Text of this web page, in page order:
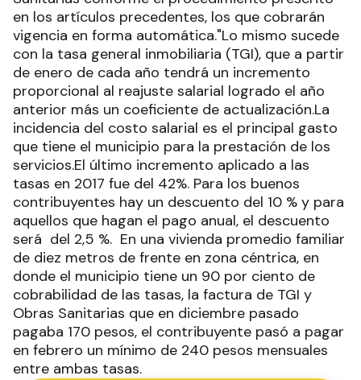
en los artículos precedentes, los que cobrarán
vigencia en forma automática."Lo mismo sucede
con la tasa general inmobiliaria (TGI), que a partir
de enero de cada año tendrá un incremento
proporcional al reajuste salarial logrado el año
anterior más un coeficiente de actualización.La
incidencia del costo salarial es el principal gasto
que tiene el municipio para la prestación de los
servicios.El último incremento aplicado a las
tasas en 2017 fue del 42%. Para los buenos
contribuyentes hay un descuento del 10 % y para
aquellos que hagan el pago anual, el descuento
será del 2,5 %. En una vivienda promedio familiar
de diez metros de frente en zona céntrica, en
donde el municipio tiene un 90 por ciento de
cobrabilidad de las tasas, la factura de TGI y
Obras Sanitarias que en diciembre pasado
pagaba 170 pesos, el contribuyente pasó a pagar
en febrero un mínimo de 240 pesos mensuales
entre ambas tasas.